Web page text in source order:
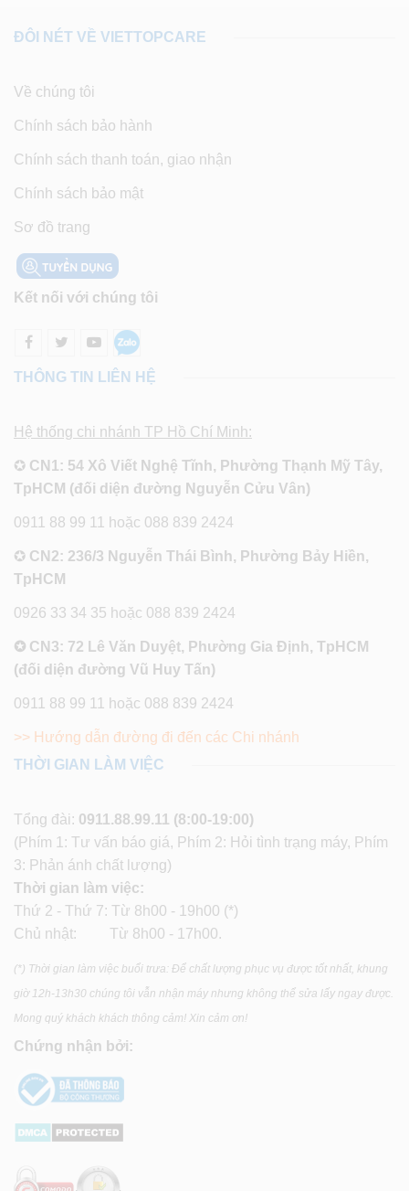
ĐÔI NÉT VỀ VIETTOPCARE
Về chúng tôi
Chính sách bảo hành
Chính sách thanh toán, giao nhận
Chính sách bảo mật
Sơ đồ trang
Kết nối với chúng tôi
THÔNG TIN LIÊN HỆ
Hệ thống chi nhánh TP Hồ Chí Minh:
✪ CN1: 54 Xô Viết Nghệ Tĩnh, Phường Thạnh Mỹ Tây,
TpHCM (đối diện đường Nguyễn Cửu Vân)
0911 88 99 11 hoặc 088 839 2424
✪ CN2: 236/3 Nguyễn Thái Bình, Phường Bảy Hiền,
TpHCM
0926 33 34 35 hoặc 088 839 2424
✪ CN3: 72 Lê Văn Duyệt, Phường Gia Định, TpHCM
(đối diện đường Vũ Huy Tấn)
0911 88 99 11 hoặc 088 839 2424
>> Hướng dẫn đường đi đến các Chi nhánh
THỜI GIAN LÀM VIỆC
Tổng đài: 0911.88.99.11 (8:00-19:00)
(Phím 1: Tư vấn báo giá, Phím 2: Hỏi tình trạng máy, Phím
3: Phản ánh chất lượng)
Thời gian làm việc:
Thứ 2 - Thứ 7: Từ 8h00 - 19h00 (*)
Chủ nhật: Từ 8h00 - 17h00.
(*) Thời gian làm việc buổi trưa: Để chất lượng phục vụ được tốt nhất, khung
giờ 12h-13h30 chúng tôi vẫn nhận máy nhưng không thể sửa lấy ngay được.
Mong quý khách khách thông cảm! Xin cảm ơn!
Chứng nhận bởi: